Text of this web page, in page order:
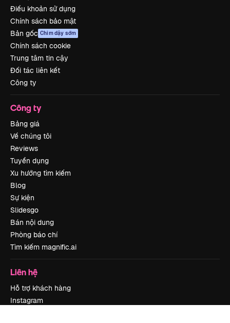
Điều khoản sử dụng
Chính sách bảo mật
Bản gốc Chim dậy sớm
Chính sách cookie
Trung tâm tin cậy
Đối tác liên kết
Công ty
Công ty
Bảng giá
Về chúng tôi
Reviews
Tuyển dụng
Xu hướng tìm kiếm
Blog
Sự kiện
Slidesgo
Bán nội dung
Phòng báo chí
Tìm kiếm magnific.ai
Liên hệ
Hỗ trợ khách hàng
Instagram